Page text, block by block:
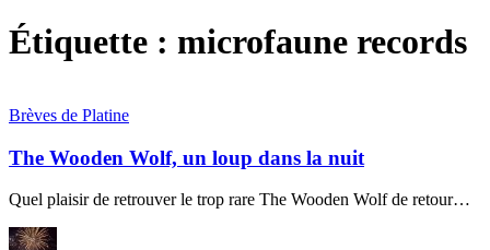
Étiquette : microfaune records
Brèves de Platine
The Wooden Wolf, un loup dans la nuit
Quel plaisir de retrouver le trop rare The Wooden Wolf de retour…